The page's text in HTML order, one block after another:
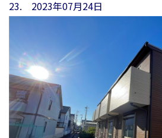
23. 2023年07月24日